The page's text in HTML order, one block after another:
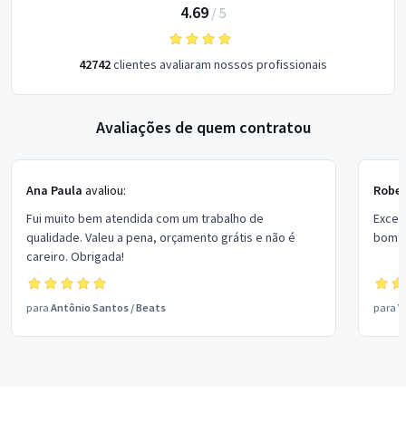
4.69/ 5
42742clientes avaliaram nossos profissionais
Avaliações de quem contratou
Ana Paula avaliou:
Fui muito bem atendida com um trabalho de
qualidade. Valeu a pena, orçamento grátis e não é
careiro. Obrigada!
para Antônio Santos /Beats
bom
para